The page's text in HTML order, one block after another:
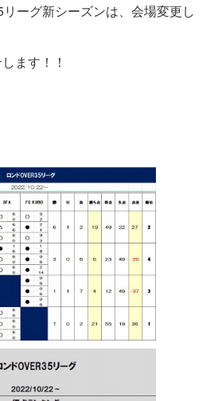
ーグ新シーズンは、会場変更し
ます！！